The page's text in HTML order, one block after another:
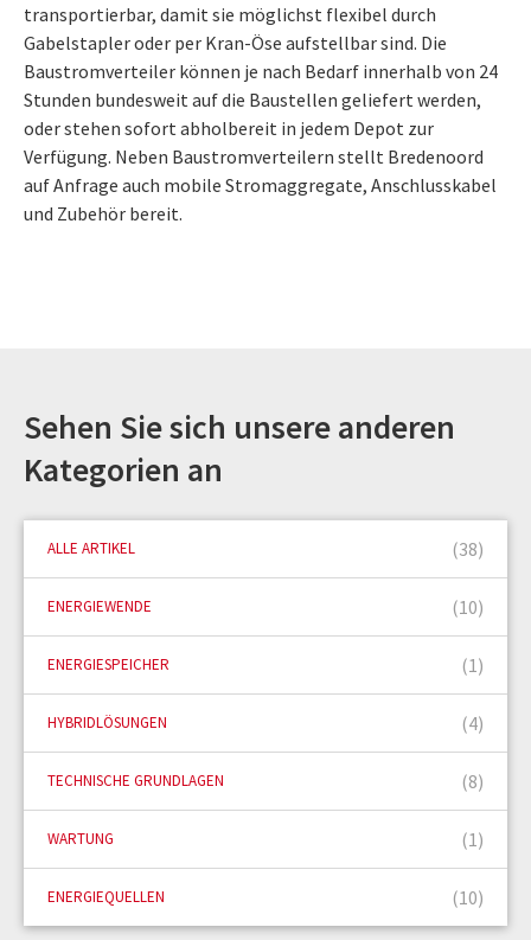
transportierbar, damit sie möglichst flexibel durch
Gabelstapler oder per Kran-Öse aufstellbar sind. Die
Baustromverteiler können je nach Bedarf innerhalb von 24
Stunden bundesweit auf die Baustellen geliefert werden,
oder stehen sofort abholbereit in jedem Depot zur
Verfügung. Neben Baustromverteilern stellt Bredenoord
auf Anfrage auch mobile Stromaggregate, Anschlusskabel
und Zubehör bereit.
Sehen Sie sich unsere anderen
Kategorien an
ALLE ARTIKEL (38)
ENERGIEWENDE (10)
ENERGIESPEICHER (1)
HYBRIDLÖSUNGEN (4)
TECHNISCHE GRUNDLAGEN (8)
WARTUNG (1)
ENERGIEQUELLEN (10)